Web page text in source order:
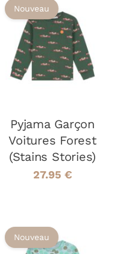
CHOIX DES
OPTIONS CE
PRODUIT
A
PLUSIEURS
OPTIONS
PEUVENT
ÊTRE
CHOISIES
SUR
DÉTAILS
Nouveau
Pyjama Garçon
Voitures Forest
(Stains Stories)
27.95 €
Nouveau